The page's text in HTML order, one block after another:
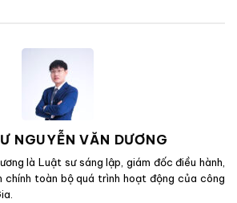
NGUYỄN VĂN DƯƠNG
là Luật sư sáng lập, giám đốc điều hành,
chính toàn bộ quá trình hoạt động của công